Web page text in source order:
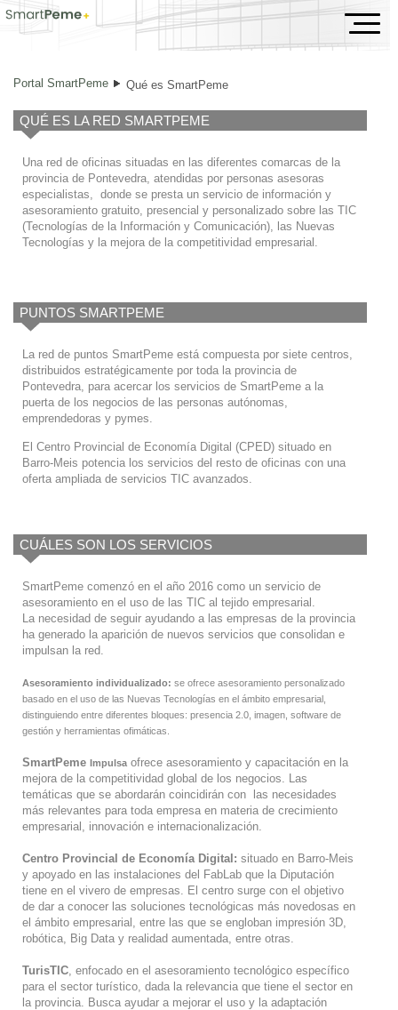
Qué es SmartPeme
Portal SmartPeme Qué es SmartPeme
QUÉ ES LA RED SMARTPEME
Una red de oficinas situadas en las diferentes comarcas de la
provincia de Pontevedra, atendidas por personas asesoras
especialistas, donde se presta un servicio de información y
asesoramiento gratuito, presencial y personalizado sobre las TIC
(Tecnologías de la Información y Comunicación), las Nuevas
Tecnologías y la mejora de la competitividad empresarial.
PUNTOS SMARTPEME
La red de puntos SmartPeme está compuesta por siete centros,
distribuidos estratégicamente por toda la provincia de
Pontevedra, para acercar los servicios de SmartPeme a la
puerta de los negocios de las personas autónomas,
emprendedoras y pymes.
El Centro Provincial de Economía Digital (CPED) situado en
Barro-Meis potencia los servicios del resto de oficinas con una
oferta ampliada de servicios TIC avanzados.
CUÁLES SON LOS SERVICIOS
SmartPeme comenzó en el año 2016 como un servicio de
asesoramiento en el uso de las TIC al tejido empresarial.
La necesidad de seguir ayudando a las empresas de la provincia
ha generado la aparición de nuevos servicios que consolidan e
impulsan la red.
Asesoramiento individualizado: se ofrece asesoramiento personalizado
basado en el uso de las Nuevas Tecnologías en el ámbito empresarial,
distinguiendo entre diferentes bloques: presencia 2.0, imagen, software de
gestión y herramientas ofimáticas.
SmartPeme Impulsa ofrece asesoramiento y capacitación en la
mejora de la competitividad global de los negocios. Las
temáticas que se abordarán coincidirán con las necesidades
más relevantes para toda empresa en materia de crecimiento
empresarial, innovación e internacionalización.
Centro Provincial de Economía Digital: situado en Barro-Meis
y apoyado en las instalaciones del FabLab que la Diputación
tiene en el vivero de empresas. El centro surge con el objetivo
de dar a conocer las soluciones tecnológicas más novedosas en
el ámbito empresarial, entre las que se engloban impresión 3D,
robótica, Big Data y realidad aumentada, entre otras.
TurisTIC , enfocado en el asesoramiento tecnológico específico
para el sector turístico, dada la relevancia que tiene el sector en
la provincia. Busca ayudar a mejorar el uso y la adaptación